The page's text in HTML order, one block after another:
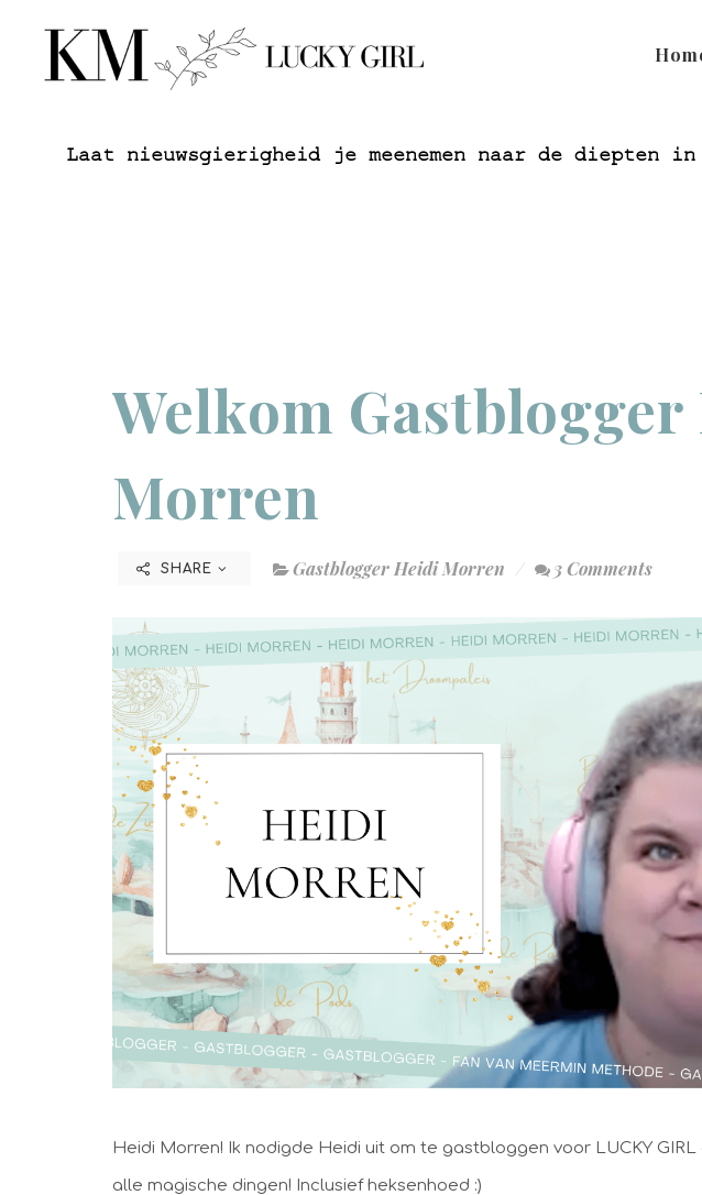
Laat nieuwsgierigheid je meenemen naar de diepten
Welkom
Morren
SHARE Gastblogger Heidi Morren 3 Comments
Heidi Morren! Ik nodigde Heidi uit om te gastbloggen voor LUCKY
alle magische dingen! Inclusief heksenhoed :)